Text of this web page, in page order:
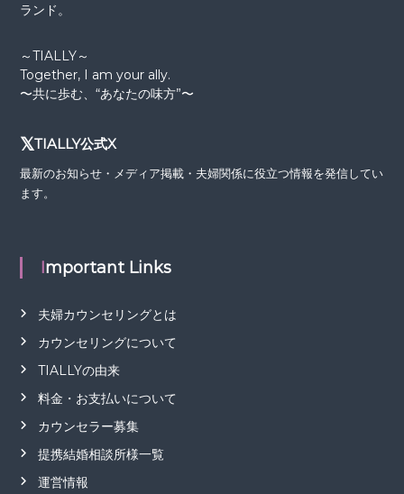
ランド。
～TIALLY～
Together, I am your ally.
〜共に歩む、“あなたの味方”〜
𝕏TIALLY公式X
最新のお知らせ・メディア掲載・夫婦関係に役立つ情報を発信してい
ます。
Important Links
夫婦カウンセリングとは
カウンセリングについて
TIALLYの由来
料金・お支払いについて
カウンセラー募集
提携結婚相談所様一覧
運営情報